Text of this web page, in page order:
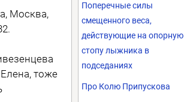
Москва,
тоже
Поперечные силы
смещенного веса,
действующие на опорную
стопу лыжника в
подседаниях
Про Колю Припускова